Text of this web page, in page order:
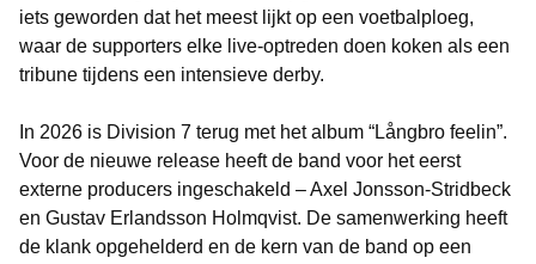
iets geworden dat het meest lijkt op een voetbalploeg,
waar de supporters elke live-optreden doen koken als een
tribune tijdens een intensieve derby.
In 2026 is Division 7 terug met het album “Långbro feelin”.
Voor de nieuwe release heeft de band voor het eerst
externe producers ingeschakeld – Axel Jonsson-Stridbeck
en Gustav Erlandsson Holmqvist. De samenwerking heeft
de klank opgehelderd en de kern van de band op een